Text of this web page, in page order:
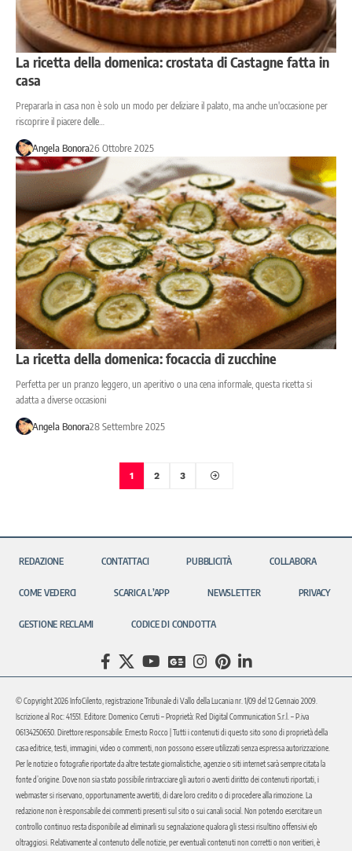
La ricetta della domenica: crostata di Castagne fatta in
casa
Prepararla in casa non è solo un modo per deliziare il palato, ma anche un'occasione per
riscoprire il piacere delle…
Angela Bonora26 Ottobre 2025
La ricetta della domenica: focaccia di zucchine
Perfetta per un pranzo leggero, un aperitivo o una cena informale, questa ricetta si
adatta a diverse occasioni
Angela Bonora28 Settembre 2025
1 2 3
REDAZIONE CONTATTACI PUBBLICITÀ COLLABORA
COME VEDERCI SCARICA L’APP NEWSLETTER PRIVACY
GESTIONE RECLAMI CODICE DI CONDOTTA
© Copyright 2026 InfoCilento, registrazione Tribunale di Vallo della Lucania nr. 1/09 del 12 Gennaio 2009.
Iscrizione al Roc: 41551. Editore: Domenico Cerruti – Proprietà: Red Digital Communication S.r.l. – P.iva
06134250650. Direttore responsabile: Ernesto Rocco | Tutti i contenuti di questo sito sono di proprietà della
casa editrice, testi, immagini, video o commenti, non possono essere utilizzati senza espressa autorizzazione.
Per le notizie o fotografie riportate da altre testate giornalistiche, agenzie o siti internet sarà sempre citata la
fonte d’origine. Dove non sia stato possibile rintracciare gli autori o aventi diritto dei contenuti riportati, i
webmaster si riservano, opportunamente avvertiti, di dare loro credito o di procedere alla rimozione. La
redazione non è responsabile dei commenti presenti sul sito o sui canali social. Non potendo esercitare un
controllo continuo resta disponibile ad eliminarli su segnalazione qualora gli stessi risultino offensivi e/o
oltraggiosi. Relativamente al contenuto delle notizie, per eventuali contenuti non corretti o non veritieri, è